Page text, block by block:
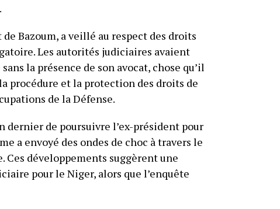
Bazoum, a veillé au respect des droits
Les autorités judiciaires avaient
la présence de son avocat, chose qu’il
procédure et la protection des droits de
de la Défense.
dernier de poursuivre l’ex-président pour
a envoyé des ondes de choc à travers le
développements suggèrent une
pour le Niger, alors que l’enquête